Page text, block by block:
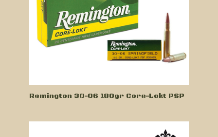
Remington 30-06 180gr Core-Lokt PSP